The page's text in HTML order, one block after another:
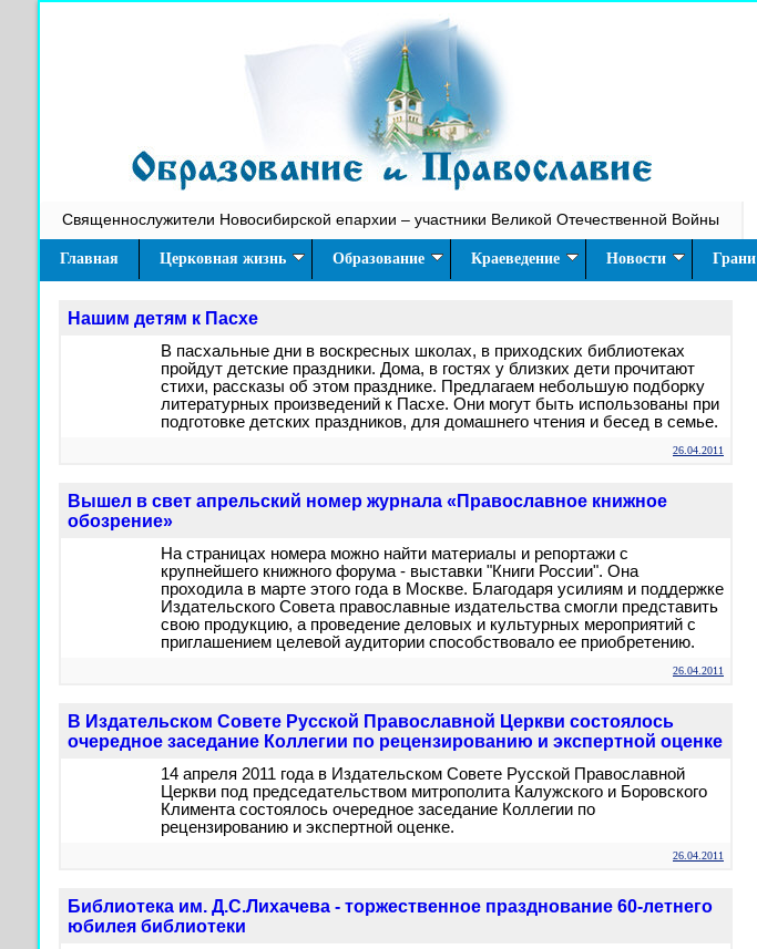
Священнослужители Новосибирской епархии – участники Великой Отечественной Войны
Главная Церковная жизнь Образование Краеведение Новости Грани
Нашим детям к Пасхе
В пасхальные дни в воскресных школах, в приходских библиотеках
пройдут детские праздники. Дома, в гостях у близких дети прочитают
стихи, рассказы об этом празднике. Предлагаем небольшую подборку
литературных произведений к Пасхе. Они могут быть использованы при
подготовке детских праздников, для домашнего чтения и бесед в семье.
26.04.2011
Вышел в свет апрельский номер журнала «Православное книжное
обозрение»
На страницах номера можно найти материалы и репортажи с
крупнейшего книжного форума - выставки "Книги России". Она
проходила в марте этого года в Москве. Благодаря усилиям и поддержке
Издательского Совета православные издательства смогли представить
свою продукцию, а проведение деловых и культурных мероприятий с
приглашением целевой аудитории способствовало ее приобретению.
26.04.2011
В Издательском Совете Русской Православной Церкви состоялось
очередное заседание Коллегии по рецензированию и экспертной оценке
14 апреля 2011 года в Издательском Совете Русской Православной
Церкви под председательством митрополита Калужского и Боровского
Климента состоялось очередное заседание Коллегии по
рецензированию и экспертной оценке.
26.04.2011
Библиотека им. Д.С.Лихачева - торжественное празднование 60-летнего
юбилея библиотеки